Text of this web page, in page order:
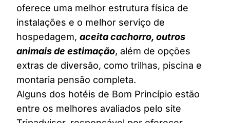
oferece uma melhor estrutura física de
instalações e o melhor serviço de
hospedagem, aceita cachorro, outros
animais de estimação, além de opções
extras de diversão, como trilhas, piscina e
montaria pensão completa.
Alguns dos hotéis de Bom Princípio estão
entre os melhores avaliados pelo site